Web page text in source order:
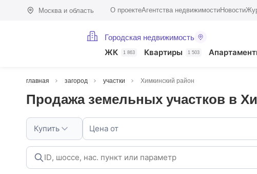
Москва и область О проектеАгентства недвижимостиНовости
Городская недвижимость
ЖК 1 863 Квартиры 1 503
главная загород участки Химкинский район
Продажа земельных участков в
Купить Цена от